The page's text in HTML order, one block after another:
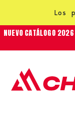
Los
NUEVO CATÁLOGO